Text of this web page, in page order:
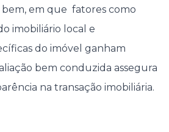
bem, em que fatores como
imobiliário local e
do imóvel ganham
bem conduzida assegura
na transação imobiliária.